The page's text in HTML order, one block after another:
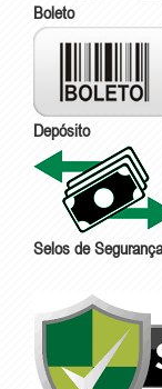
Boleto
Depósito
Selos de Segurança